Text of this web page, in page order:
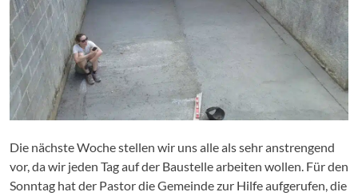
Die nächste Woche stellen wir uns alle als sehr anstrengend
vor, da wir jeden Tag auf der Baustelle arbeiten wollen. Für den
Sonntag hat der Pastor die Gemeinde zur Hilfe aufgerufen, die